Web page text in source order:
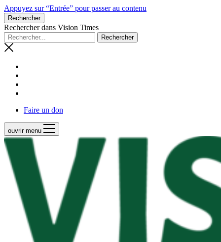
Appuyez sur “Entrée” pour passer au contenu
Rechercher
Rechercher dans Vision Times
Faire un don
ouvrir menu